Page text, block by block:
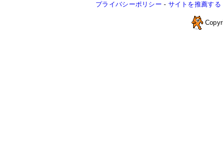
プライバシーポリシー - サイトを推薦する